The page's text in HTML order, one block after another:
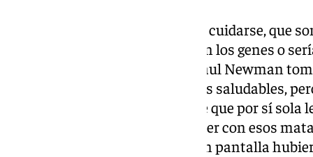
Hay personas que no necesitan cuidarse, que
porque seguirán siéndolo. Serían los genes o
gusta definir como aura, pero Paul Newman
fumaba y se saltaba los consejos saludables,
conservó una belleza irrepetible que por sí
. Aquel que presumió de tener con esos
la mirada más famosa de la gran pantalla